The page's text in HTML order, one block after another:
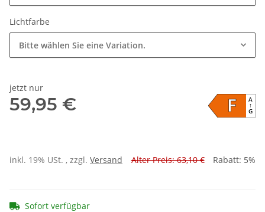
Lichtfarbe
Bitte wählen Sie eine Variation.
jetzt nur
59,95 € A
↑
G
F
inkl. 19% USt. , zzgl. Versand Alter Preis: 63,10 € Rabatt: 5%
Sofort verfügbar